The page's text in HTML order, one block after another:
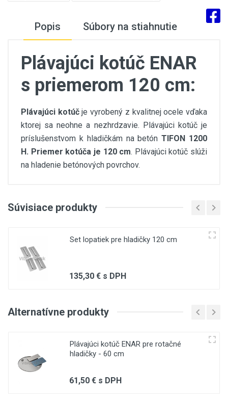
Popis Súbory na stiahnutie
Plávajúci kotúč ENAR
s priemerom 120 cm:
Plávajúci kotúčje vyrobený z kvalitnej ocele vďaka
ktorej sa neohne a nezhrdzavie. Plávajúci kotúč je
príslušenstvom k hladičkám na betónTIFON 1200
H. Priemer kotúča je 120 cm. Plávajúci kotúč slúži
na hladenie betónových povrchov.
1
Write A Review
Súvisiace produkty
Set lopatiek pre hladičky 120 cm
135,30 € s DPH
Alternatívne produkty
Plávajúci kotúč ENAR pre rotačné
hladičky - 60 cm
61,50 € s DPH